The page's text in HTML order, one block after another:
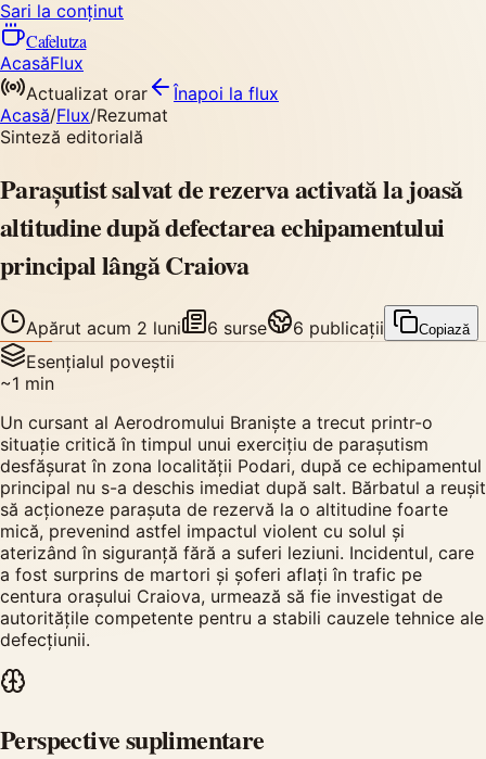
Sari la conținut
Cafelutza
AcasăFlux
Actualizat orar
Înapoi la flux
Acasă/Flux/Rezumat
Sinteză editorială
Parașutist salvat de rezerva activată la joasă
altitudine după defectarea echipamentului
principal lângă Craiova
Apărut acum 2 luni 6 surse 6 publicații Copiază
Esențialul poveștii
~1 min
Un cursant al Aerodromului Braniște a trecut printr-o
situație critică în timpul unui exercițiu de parașutism
desfășurat în zona localității Podari, după ce echipamentul
principal nu s-a deschis imediat după salt. Bărbatul a reușit
să acționeze parașuta de rezervă la o altitudine foarte
mică, prevenind astfel impactul violent cu solul și
aterizând în siguranță fără a suferi leziuni. Incidentul, care
a fost surprins de martori și șoferi aflați în trafic pe
centura orașului Craiova, urmează să fie investigat de
autoritățile competente pentru a stabili cauzele tehnice ale
defecțiunii.
Perspective suplimentare